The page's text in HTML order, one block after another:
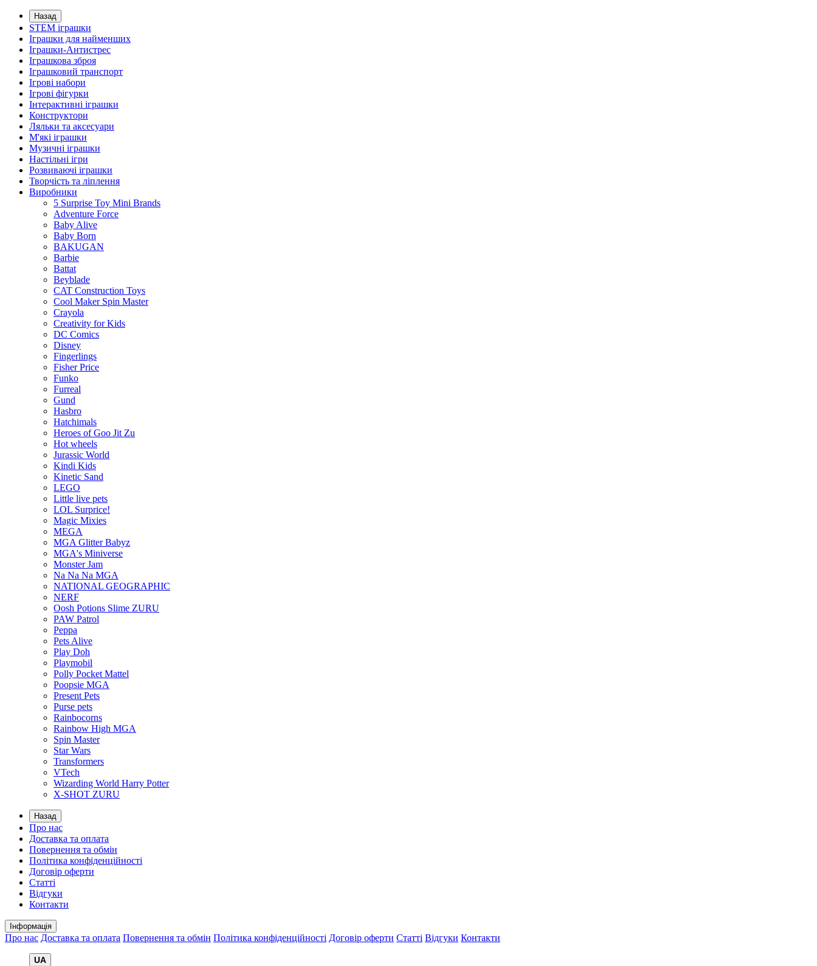
Назад
STEM іграшки
Іграшки для найменших
Іграшки-Антистрес
Іграшкова зброя
Іграшковий транспорт
Ігрові набори
Ігрові фігурки
Інтерактивні іграшки
Конструктори
Ляльки та аксесуари
М'які іграшки
Музичні іграшки
Настільні iгри
Розвиваючі іграшки
Творчість та ліплення
Виробники
5 Surprise Toy Mini Brands
Adventure Force
Baby Alive
Baby Born
BAKUGAN
Barbie
Battat
Beyblade
CAT Construction Toys
Cool Maker Spin Master
Crayola
Creativity for Kids
DC Comics
Disney
Fingerlings
Fisher Price
Funko
Furreal
Gund
Hasbro
Hatchimals
Heroes of Goo Jit Zu
Hot wheels
Jurassic World
Kindi Kids
Kinetic Sand
LEGO
Little live pets
LOL Surprice!
Magic Mixies
MEGA
MGA Glitter Babyz
MGA's Miniverse
Monster Jam
Na Na Na MGA
NATIONAL GEOGRAPHIC
NERF
Oosh Potions Slime ZURU
PAW Patrol
Peppa
Pets Alive
Play Doh
Playmobil
Polly Pocket Mattel
Poopsie MGA
Present Pets
Purse pets
Rainbocorns
Rainbow High MGA
Spin Master
Star Wars
Transformers
VTech
Wizarding World Harry Potter
X-SHOT ZURU
Назад
Про нас
Доставка та оплата
Повернення та обмін
Політика конфіденційності
Договір оферти
Статті
Відгуки
Контакти
Інформація
Про нас Доставка та оплата Повернення та обмін Політика конфіденційності Договір оферти Статті Відгуки Контакти
UA